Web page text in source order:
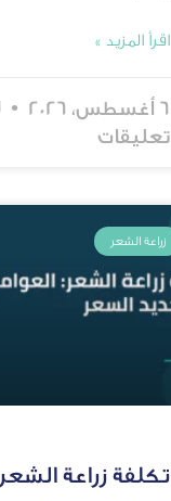
اقرأ المزيد »
6 أغسطس، 2026
تعليقات
زراعة الشعر
تكلفة زراعة